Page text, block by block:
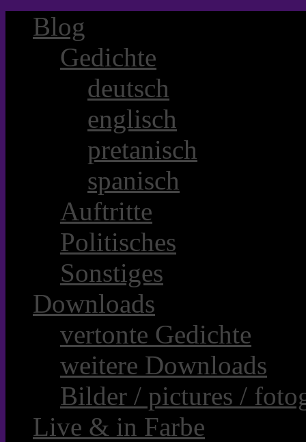
Blog
Gedichte
deutsch
englisch
pretanisch
spanisch
Auftritte
Politisches
Sonstiges
Downloads
vertonte Gedichte
weitere Downloads
Bilder / pictures /
Live & in Farbe